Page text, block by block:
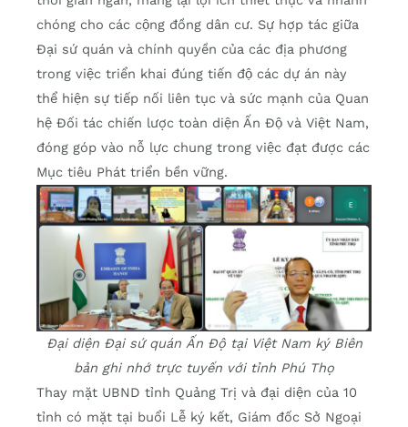
chóng cho các cộng đồng dân cư. Sự hợp tác giữa
Đại sứ quán và chính quyền của các địa phương
trong việc triển khai đúng tiến độ các dự án này
thể hiện sự tiếp nối liên tục và sức mạnh của Quan
hệ Đối tác chiến lược toàn diện Ấn Độ và Việt Nam,
đóng góp vào nỗ lực chung trong việc đạt được các
Mục tiêu Phát triển bền vững.
Đại diện Đại sứ quán Ấn Độ tại Việt Nam ký Biên
bản ghi nhớ trực tuyến với tỉnh Phú Thọ
Thay mặt UBND tỉnh Quảng Trị và đại diện của 10
tỉnh có mặt tại buổi Lễ ký kết, Giám đốc Sở Ngoại